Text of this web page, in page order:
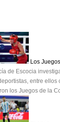
Los
de Escocia
entre
los Juegos de la